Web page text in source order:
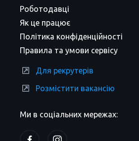
Ми в соціальних мережах:
Роботодавці
Як це працює
Політика конфіденційності
Правила та умови сервісу
Для рекрутерів
Розмістити вакансію